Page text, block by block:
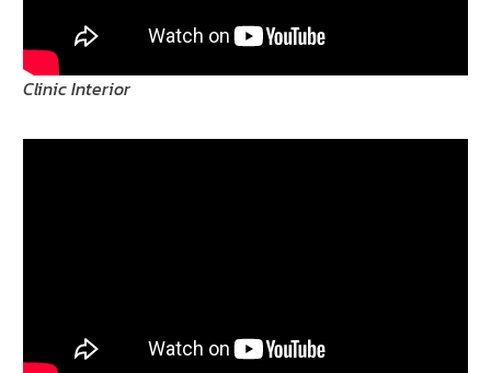
Clinic Interior